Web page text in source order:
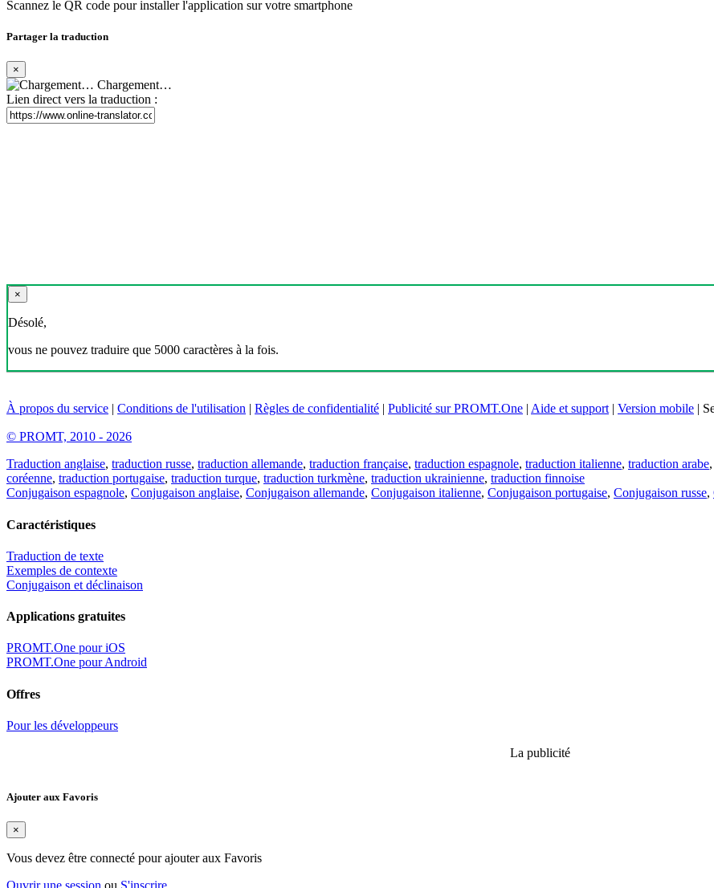
Scannez le QR code pour installer l'application sur votre smartphone
Partager la traduction
×
Chargement…
Lien direct vers la traduction :
×
Désolé,
vous ne pouvez traduire que 5000 caractères à la fois.
À propos du service | Conditions de l'utilisation | Règles de confidentialité | Publicité sur PROMT.One | Aide et support | Version mobile |
© PROMT, 2010 - 2026
Traduction anglaise, traduction russe, traduction allemande, traduction française, traduction espagnole, traduction italienne, traduction arabe,
coréenne, traduction portugaise, traduction turque, traduction turkmène, traduction ukrainienne, traduction finnoise
Conjugaison espagnole, Conjugaison anglaise, Conjugaison allemande, Conjugaison italienne, Conjugaison portugaise, Conjugaison russe,
Caractéristiques
Traduction de texte
Exemples de contexte
Conjugaison et déclinaison
Applications gratuites
PROMT.One pour iOS
PROMT.One pour Android
Offres
Pour les développeurs
La publicité
Ajouter aux Favoris
×
Vous devez être connecté pour ajouter aux Favoris